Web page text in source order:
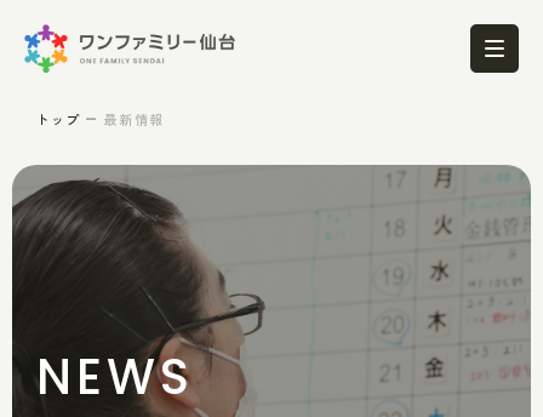
トップ 最新情報
NEWS